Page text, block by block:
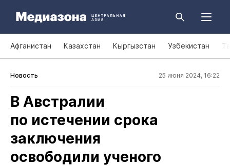
Афганистан Казахстан Кыргызстан Узбекистан
Новость 25 июня 2024, 16:22
В Австралии
по истечении срока
заключения
освободили ученого